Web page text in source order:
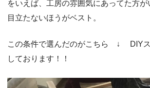
をいえば、工房の雰囲気にあってた方が
目立たないほうがベスト。
この条件で選んだのがこちら ↓ DIYス
しております！！